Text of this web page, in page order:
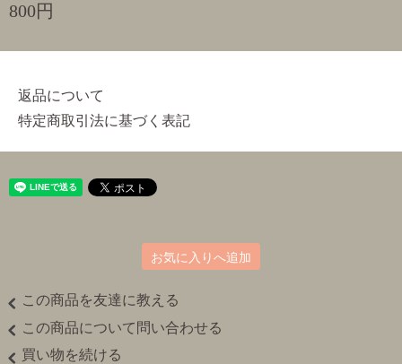
800円
返品について
特定商取引法に基づく表記
お気に入りへ追加
この商品を友達に教える
この商品について問い合わせる
買い物を続ける